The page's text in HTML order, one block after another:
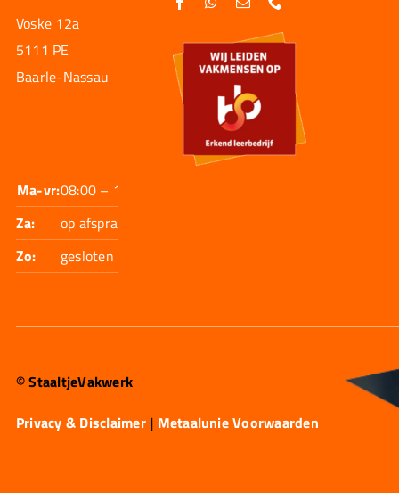
Voske 12a
5111 PE
Baarle-Nassau
Ma-vr:08:00 – 17:30
Za:
op afspraak
Zo:
gesloten
© StaaltjeVakwerk
Privacy & Disclaimer| Metaalunie Voorwaarden